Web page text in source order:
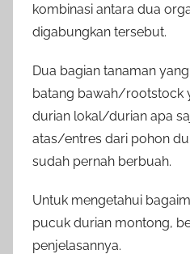
kombinasi antara dua
digabungkan tersebut.
Dua bagian tanaman
batang bawah/rootstock
durian lokal/durian apa
atas/entres dari pohon
sudah pernah berbuah.
Untuk mengetahui
pucuk durian montong,
penjelasannya.